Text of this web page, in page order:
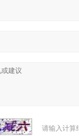
请输入计算